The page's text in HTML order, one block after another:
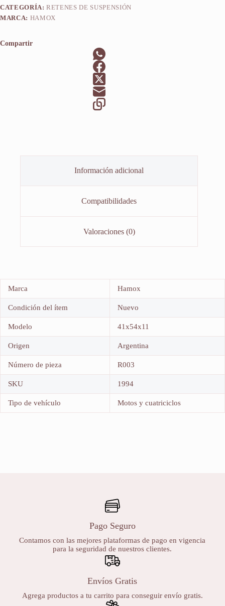
CATEGORÍA:RETENES DE SUSPENSIÓN
MARCA: HAMOX
Compartir
Información adicional
Compatibilidades
Valoraciones (0)
Marca Hamox
Condición del ítem Nuevo
Modelo 41x54x11
Origen Argentina
Número de pieza R003
SKU 1994
Tipo de vehículo Motos y cuatriciclos
Pago Seguro
Contamos con las mejores plataformas de pago en vigencia
para la seguridad de nuestros clientes.
Envíos Gratis
Agrega productos a tu carrito para conseguir envío gratis.